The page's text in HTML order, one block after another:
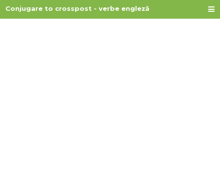
Conjugare to crosspost - verbe engleză